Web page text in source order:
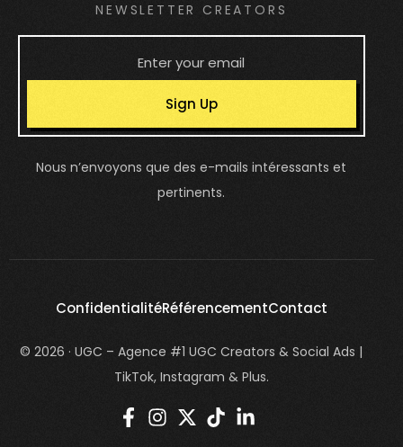
NEWSLETTER CREATORS
Sign Up
Nous n’envoyons que des e-mails intéressants et
pertinents.
ConfidentialitéRéférencementContact
© 2026 · UGC – Agence #1 UGC Creators & Social Ads |
TikTok, Instagram & Plus.
login